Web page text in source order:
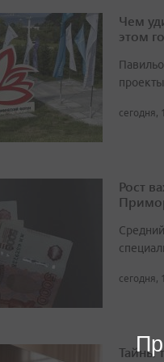
Чем
этом
сегодня,
Рост
сегодня,
Тайны